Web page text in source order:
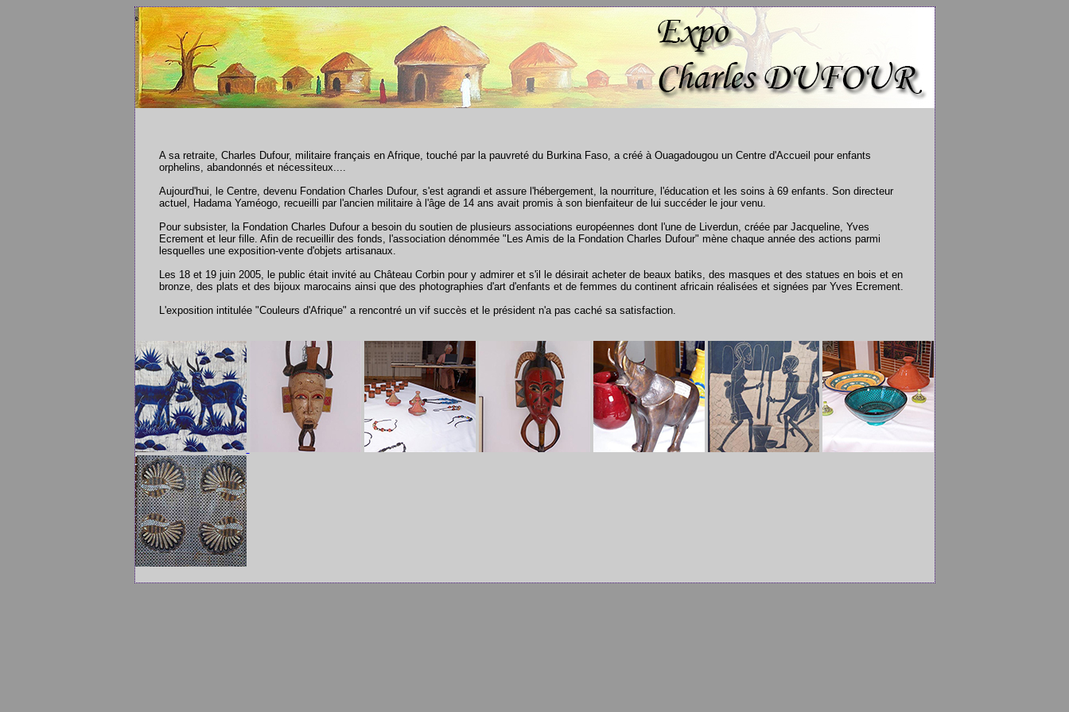
A sa retraite, Charles Dufour, militaire français en Afrique, touché par la pauvreté du Burkina Faso, a créé à Ouagadougou un Centre d'Accueil pour enfants
orphelins, abandonnés et nécessiteux....
Aujourd'hui, le Centre, devenu Fondation Charles Dufour, s'est agrandi et assure l'hébergement, la nourriture, l'éducation et les soins à 69 enfants. Son directeur
actuel, Hadama Yaméogo, recueilli par l'ancien militaire à l'âge de 14 ans avait promis à son bienfaiteur de lui succéder le jour venu.
Pour subsister, la Fondation Charles Dufour a besoin du soutien de plusieurs associations européennes dont l'une de Liverdun, créée par Jacqueline, Yves
Ecrement et leur fille. Afin de recueillir des fonds, l'association dénommée "Les Amis de la Fondation Charles Dufour" mène chaque année des actions parmi
lesquelles une exposition-vente d'objets artisanaux.
Les 18 et 19 juin 2005, le public était invité au Château Corbin pour y admirer et s'il le désirait acheter de beaux batiks, des masques et des statues en bois et en
bronze, des plats et des bijoux marocains ainsi que des photographies d'art d'enfants et de femmes du continent africain réalisées et signées par Yves Ecrement.
L'exposition intitulée "Couleurs d'Afrique" a rencontré un vif succès et le président n'a pas caché sa satisfaction.